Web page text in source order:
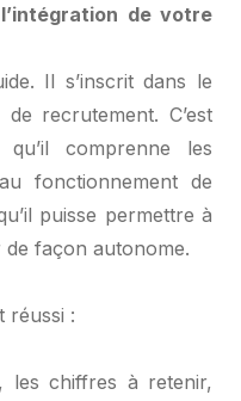
de votre
Il s’inscrit dans le
recrutement. C’est
comprenne les
fonctionnement de
puisse permettre à
façon autonome.
réussi :
les chiffres à retenir,